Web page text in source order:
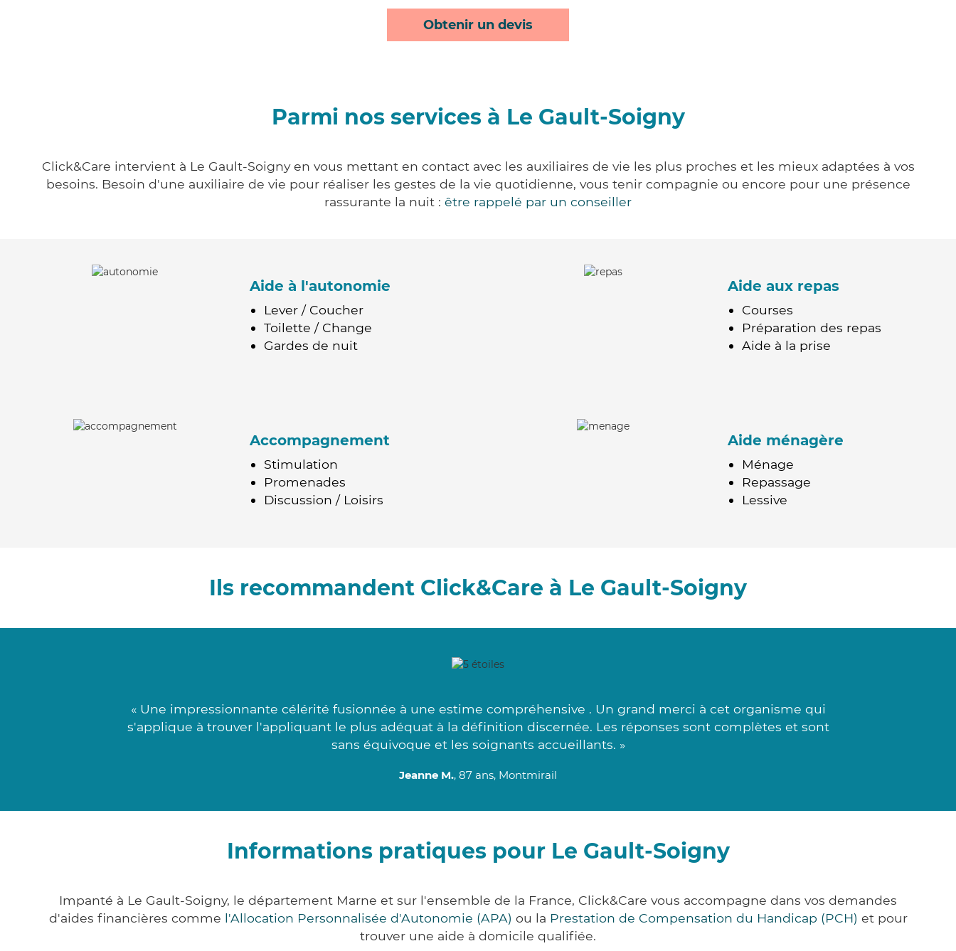
Obtenir un devis
Parmi nos services à Le Gault-Soigny
Click&Care intervient à Le Gault-Soigny en vous mettant en contact avec les auxiliaires de vie les plus proches et les mieux adaptées à vos
besoins. Besoin d'une auxiliaire de vie pour réaliser les gestes de la vie quotidienne, vous tenir compagnie ou encore pour une présence
rassurante la nuit : être rappelé par un conseiller
Aide à l'autonomie
Lever / Coucher
Toilette / Change
Gardes de nuit
Aide aux repas
Courses
Préparation des repas
Aide à la prise
Accompagnement
Stimulation
Promenades
Discussion / Loisirs
Aide ménagère
Ménage
Repassage
Lessive
Ils recommandent Click&Care à Le Gault-Soigny
« Une impressionnante célérité fusionnée à une estime compréhensive . Un grand merci à cet organisme qui
s'applique à trouver l'appliquant le plus adéquat à la définition discernée. Les réponses sont complètes et sont
sans équivoque et les soignants accueillants. »
Jeanne M., 87 ans, Montmirail
Informations pratiques pour Le Gault-Soigny
Impanté à Le Gault-Soigny, le département Marne et sur l'ensemble de la France, Click&Care vous accompagne dans vos demandes
d'aides financières comme l'Allocation Personnalisée d'Autonomie (APA) ou la Prestation de Compensation du Handicap (PCH) et pour
trouver une aide à domicile qualifiée.